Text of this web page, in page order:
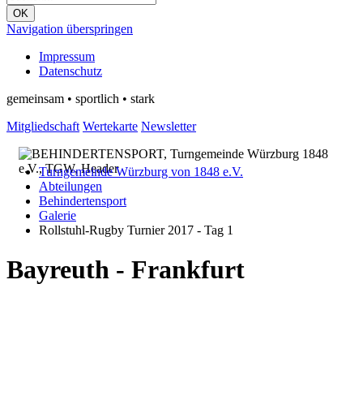
OK
Navigation überspringen
Impressum
Datenschutz
gemeinsam • sportlich • stark
Mitgliedschaft Wertekarte Newsletter
Turngemeinde Würzburg von 1848 e.V.
Abteilungen
Behindertensport
Galerie
Rollstuhl-Rugby Turnier 2017 - Tag 1
Bayreuth - Frankfurt